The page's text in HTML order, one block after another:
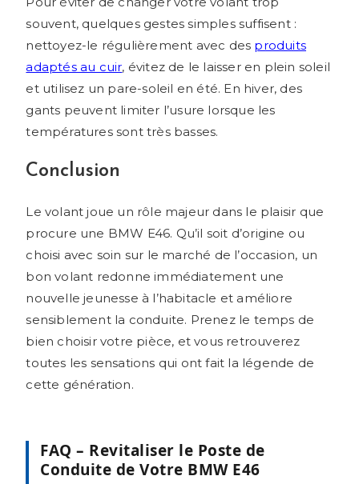
souvent, quelques gestes simples suffisent :
nettoyez-le régulièrement avec des produits
adaptés au cuir, évitez de le laisser en plein soleil
et utilisez un pare-soleil en été. En hiver, des
gants peuvent limiter l’usure lorsque les
températures sont très basses.
Conclusion
Le volant joue un rôle majeur dans le plaisir que
procure une BMW E46. Qu’il soit d’origine ou
choisi avec soin sur le marché de l’occasion, un
bon volant redonne immédiatement une
nouvelle jeunesse à l’habitacle et améliore
sensiblement la conduite. Prenez le temps de
bien choisir votre pièce, et vous retrouverez
toutes les sensations qui ont fait la légende de
cette génération.
FAQ – Revitaliser le Poste de
Conduite de Votre BMW E46